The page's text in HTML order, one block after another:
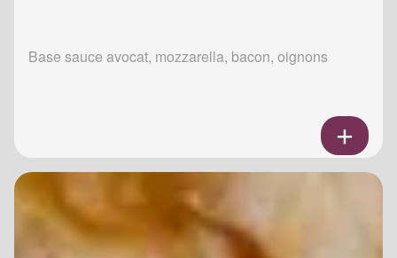
Base sauce avocat, mozzarella, bacon, oignons